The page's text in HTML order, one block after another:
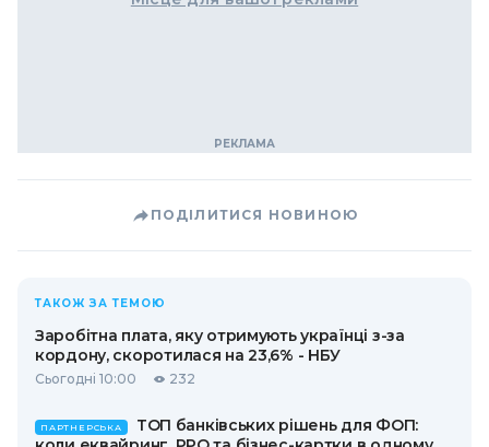
ПОДІЛИТИСЯ НОВИНОЮ
ТАКОЖ ЗА ТЕМОЮ
Заробітна плата, яку отримують українці з-за
кордону, скоротилася на 23,6% - НБУ
Сьогодні 10:00 232
ПАРТНЕРСЬКА
ТОП банківських рішень для ФОП: